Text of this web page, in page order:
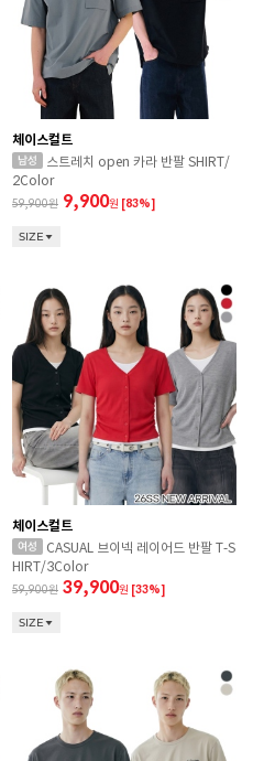
체이스컬트
스트레치 open 카라 반팔 SHIRT/
2Color
59,900 9,900원 [83%]
SIZE
체이스컬트
CASUAL 브이넥 레이어드 반팔 T-S
HIRT/3Color
59,900 39,900원 [33%]
SIZE